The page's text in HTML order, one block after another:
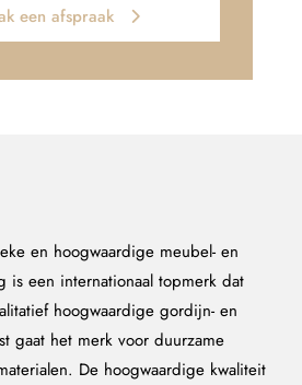
een afspraak
en hoogwaardige meubel- en
is een internationaal topmerk dat
hoogwaardige gordijn- en
gaat het merk voor duurzame
De hoogwaardige kwaliteit